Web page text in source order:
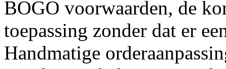
BOGO voorwaarden, de
toepassing zonder dat er
Handmatige